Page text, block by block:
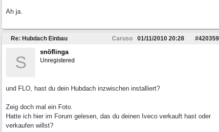
Ah ja.
Re: Hubdach Einbau Caruso #420359
01/11/2010 20:28
S
snöflinga
Unregistered
und FLO, hast du dein Hubdach inzwischen installiert?
Zeig doch mal ein Foto.
Hatte ich hier im Forum gelesen, das du deinen Iveco verkauft hast oder
verkaufen willst?